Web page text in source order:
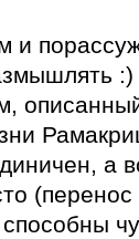
и
:)
а